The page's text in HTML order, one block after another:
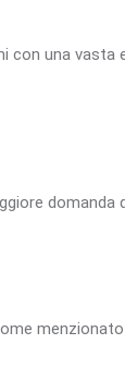
con una vasta
domanda
menzionato